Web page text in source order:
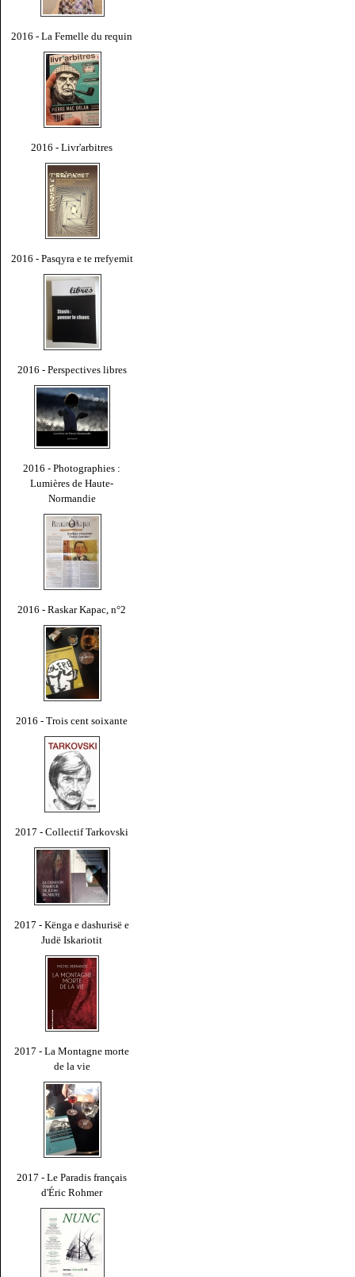
2016 - La Femelle du requin
2016 - Livr'arbitres
2016 - Pasqyra e te rrefyemit
2016 - Perspectives libres
2016 - Photographies :
Lumières de Haute-
Normandie
2016 - Raskar Kapac, n°2
2016 - Trois cent soixante
2017 - Collectif Tarkovski
2017 - Kënga e dashurisë e
Judë Iskariotit
2017 - La Montagne morte
de la vie
2017 - Le Paradis français
d'Éric Rohmer